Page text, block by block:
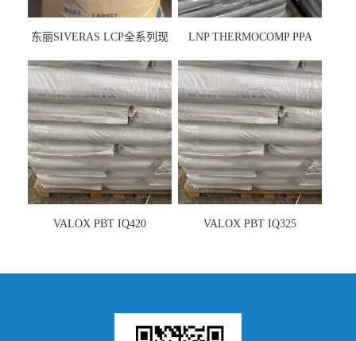
东丽SIVERAS LCP全系列现
LNP THERMOCOMP PPA
VALOX PBT IQ420 VALOX PBT IQ325